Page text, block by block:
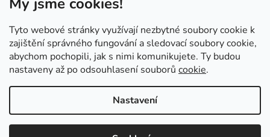
Tyto webové stránky využívají nezbytné soubory cookie k
zajištění správného fungování a sledovací soubory cookie,
abychom pochopili, jak s nimi komunikujete. Ty budou
nastaveny až po odsouhlasení souborů cookie.
Nastavení
Kontakt
info@zemetvoreni.cz Míša:605 077 705
Adél:775 683 521
Zemětvoření
Vytvořil Shoptet